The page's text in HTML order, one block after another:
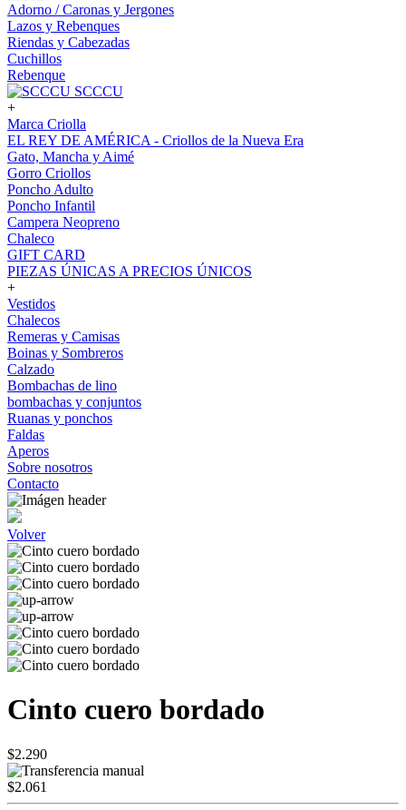
Adorno / Caronas y Jergones
Lazos y Rebenques
Riendas y Cabezadas
Cuchillos
Rebenque
SCCCU
+
Marca Criolla
EL REY DE AMÉRICA - Criollos de la Nueva Era
Gato, Mancha y Aimé
Gorro Criollos
Poncho Adulto
Poncho Infantil
Campera Neopreno
Chaleco
GIFT CARD
PIEZAS ÚNICAS A PRECIOS ÚNICOS
+
Vestidos
Chalecos
Remeras y Camisas
Boinas y Sombreros
Calzado
Bombachas de lino
bombachas y conjuntos
Ruanas y ponchos
Faldas
Aperos
Sobre nosotros
Contacto
Volver
Cinto cuero bordado
$2.290
$2.061